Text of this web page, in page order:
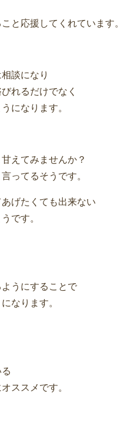
と応援してくれています。
談になり
れるだけでなく
になります。
えてみませんか？
ってるそうです。
げたくても出来ない
です。
うにすることで
なります。
ススメです。